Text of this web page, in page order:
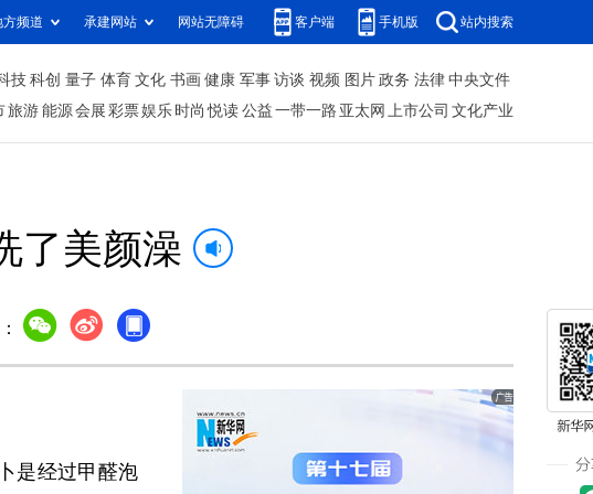
方频道 承建网站 网站无障碍 客户端 手机版 站内搜索
技 科创 量子 体育 文化 书画 健康 军事 访谈 视频 图片 政务 法律 中央文件
旅游 能源 会展 彩票娱乐 时尚 悦读 公益 一带一路 亚太网 上市公司 文化产业
了美颜澡
是经过甲醛泡